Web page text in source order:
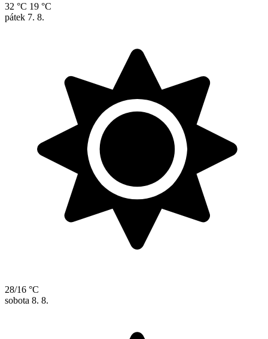
32 °C 19 °C
pátek 7. 8.
28/16 °C
sobota 8. 8.